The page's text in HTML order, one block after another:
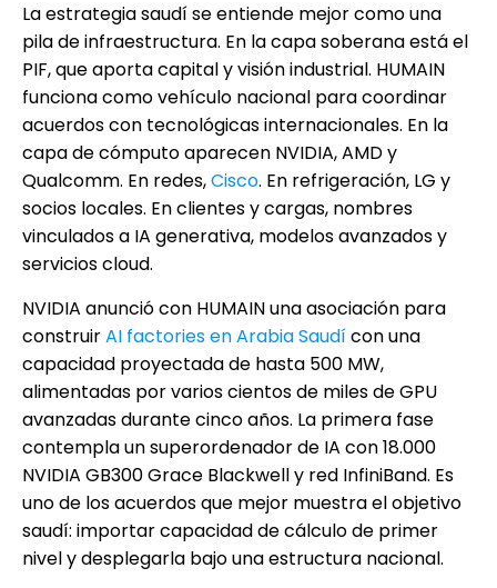
La estrategia saudí se entiende mejor como una
pila de infraestructura. En la capa soberana está el
PIF, que aporta capital y visión industrial. HUMAIN
funciona como vehículo nacional para coordinar
acuerdos con tecnológicas internacionales. En la
capa de cómputo aparecen NVIDIA, AMD y
Qualcomm. En redes,Cisco. En refrigeración, LG y
socios locales. En clientes y cargas, nombres
vinculados a IA generativa, modelos avanzados y
servicios cloud.
NVIDIA anunció con HUMAIN una asociación para
construirAI factories en Arabia Saudícon una
capacidad proyectada de hasta 500 MW,
alimentadas por varios cientos de miles de GPU
avanzadas durante cinco años. La primera fase
contempla un superordenador de IA con 18.000
NVIDIA GB300 Grace Blackwell y red InfiniBand. Es
uno de los acuerdos que mejor muestra el objetivo
saudí: importar capacidad de cálculo de primer
nivel y desplegarla bajo una estructura nacional.